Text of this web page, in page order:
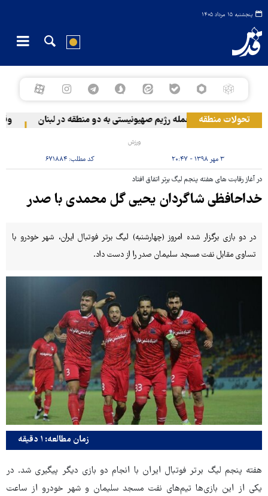
پنجشنبه ۱۵ مرداد ۱۴۰۵
تحولات منطقهحمله رژیم صهیونیستی به دو منطقه در لبنان
ورزش
۳ مهر ۱۳۹۸ - ۲۰:۴۷ کد مطلب: ۶۷۱۸۸۴
در آغاز رقابت های هفته پنجم لیگ برتر اتفاق افتاد
خداحافظی شاگردان یحیی گل محمدی با صدر
در دو بازی برگزار شده امروز (چهارشنبه) لیگ برتر فوتبال ایران، شهر خودرو با
تساوی مقابل نفت مسجد سلیمان صدر را از دست داد.
زمان مطالعه: ۱ دقیقه
هفته پنجم لیگ برتر فوتبال ایران با انجام دو بازی دیگر پیگیری شد. در
یکی از این بازی‌ها تیم‌های نفت مسجد سلیمان و شهر خودرو از ساعت